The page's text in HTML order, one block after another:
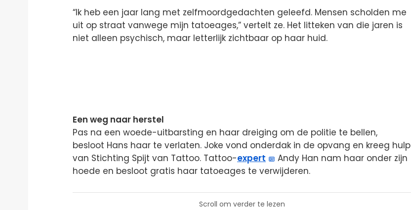
“Ik heb een jaar lang met zelfmoordgedachten geleefd. Mensen scholden me
uit op straat vanwege mijn tatoeages,” vertelt ze. Het litteken van die jaren is
niet alleen psychisch, maar letterlijk zichtbaar op haar huid.
Een weg naar herstel
Pas na een woede-uitbarsting en haar dreiging om de politie te bellen,
besloot Hans haar te verlaten. Joke vond onderdak in de opvang en kreeg hulp
van Stichting Spijt van Tattoo. Tattoo-expert
Andy Han nam haar onder zijn
hoede en besloot gratis haar tatoeages te verwijderen.
Scroll om verder te lezen